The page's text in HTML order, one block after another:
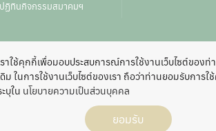
ปฏิทินกิจกรรมสมาคมฯ
ลอดภัย นโยบายการคุ้มครองข้อมูลส่วนบุคคล
ส่งเสริมให้ผู้ปกครองและครูร่วมมือกัน เพื่อการศึกษาและ
ราใช้คุกกี้เพื่อมอบประสบการณ์การใช้งานเว็บไซต์ของท่
ดิม ในการใช้งานเว็บไซต์ของเรา ถือว่าท่านยอมรับการ
บุใน นโยบายความเป็นส่วนบุคคล
ยอมรับ